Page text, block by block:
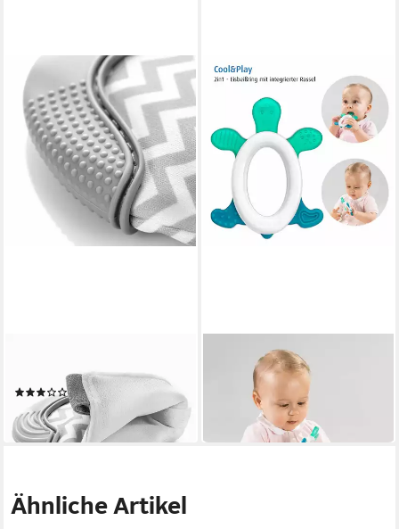
(1)
19,33 €
in 2-3 Werktagen bei dir
Beißring Cool & Play
in 2-3 Werktagen bei dir
Ähnliche Artikel